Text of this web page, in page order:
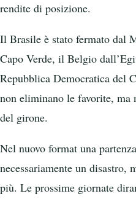
rendite di posizione.
Il Brasile è stato fermato dal
Capo Verde, il Belgio
Repubblica Democratica del
non eliminano le favorite, ma
del girone.
Nel nuovo format una
necessariamente un disastro,
più. Le prossime giornate